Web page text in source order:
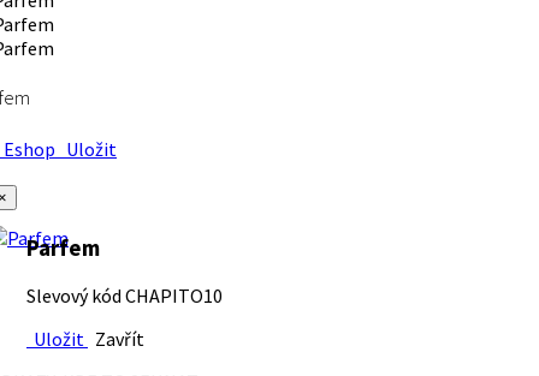
Uložit
Parfem
Slevový kód CHAPITO10
Uložit Zavřít